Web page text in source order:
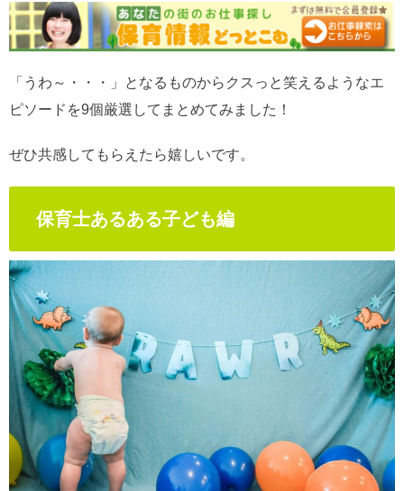
「うわ～・・・」となるものからクスっと笑えるようなエ
ピソードを9個厳選してまとめてみました！
ぜひ共感してもらえたら嬉しいです。
保育士あるある子ども編